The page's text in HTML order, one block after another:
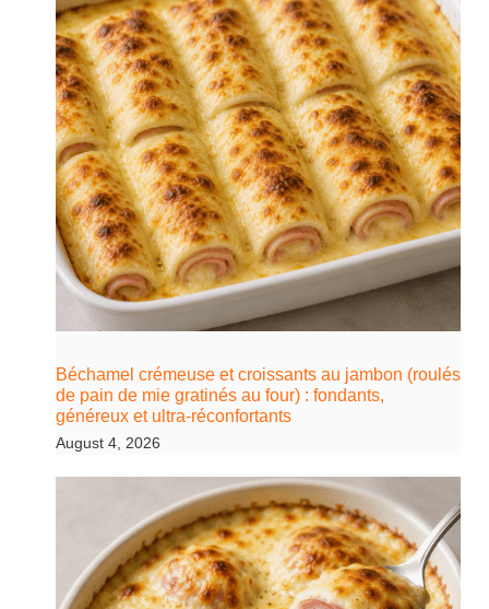
Béchamel crémeuse et croissants au jambon (roulés
de pain de mie gratinés au four) : fondants,
généreux et ultra-réconfortants
August 4, 2026